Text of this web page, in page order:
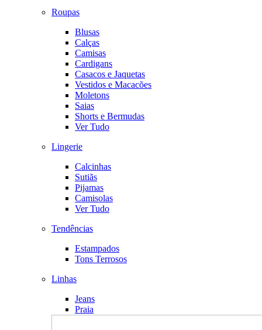
Roupas
Blusas
Calças
Camisas
Cardigans
Casacos e Jaquetas
Vestidos e Macacões
Moletons
Saias
Shorts e Bermudas
Ver Tudo
Lingerie
Calcinhas
Sutiãs
Pijamas
Camisolas
Ver Tudo
Tendências
Estampados
Tons Terrosos
Linhas
Jeans
Praia